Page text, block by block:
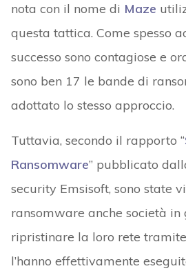
nota con il nome di Maze
questa tattica. Come spesso
successo sono contagiose e
sono ben 17 le bande di
adottato lo stesso approccio.
Tuttavia, secondo il rapporto “
Ransomware” pubblicato
security Emsisoft, sono state
ransomware anche società in
ripristinare la loro rete
l’hanno effettivamente